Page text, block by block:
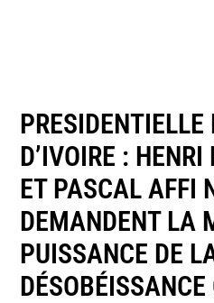
PRESIDENTIELLE
D’IVOIRE :
ET PASCAL AFFI
DEMANDENT LA
PUISSANCE DE